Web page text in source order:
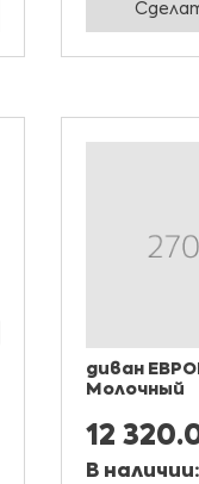
диван
Молочный
12
В наличии: